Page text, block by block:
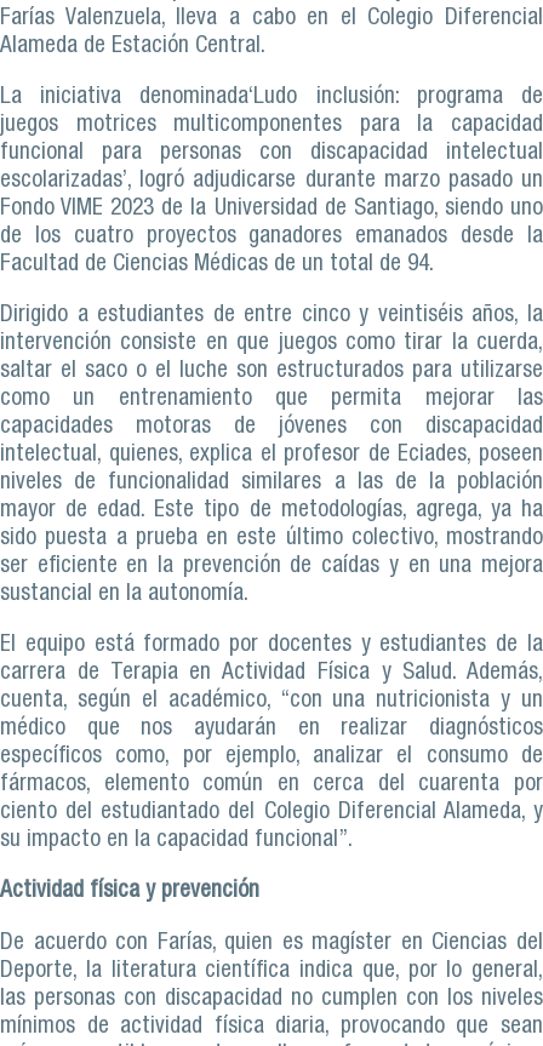
Farías Valenzuela, lleva a cabo en el Colegio Diferencial
Alameda de Estación Central.
La iniciativa denominada‘Ludo inclusión: programa de
juegos motrices multicomponentes para la capacidad
funcional para personas con discapacidad intelectual
escolarizadas’, logró adjudicarse durante marzo pasado un
Fondo VIME 2023 de la Universidad de Santiago, siendo uno
de los cuatro proyectos ganadores emanados desde la
Facultad de Ciencias Médicas de un total de 94.
Dirigido a estudiantes de entre cinco y veintiséis años, la
intervención consiste en que juegos como tirar la cuerda,
saltar el saco o el luche son estructurados para utilizarse
como un entrenamiento que permita mejorar las
capacidades motoras de jóvenes con discapacidad
intelectual, quienes, explica el profesor de Eciades, poseen
niveles de funcionalidad similares a las de la población
mayor de edad. Este tipo de metodologías, agrega, ya ha
sido puesta a prueba en este último colectivo, mostrando
ser eficiente en la prevención de caídas y en una mejora
sustancial en la autonomía.
El equipo está formado por docentes y estudiantes de la
carrera de Terapia en Actividad Física y Salud. Además,
cuenta, según el académico, “con una nutricionista y un
médico que nos ayudarán en realizar diagnósticos
específicos como, por ejemplo, analizar el consumo de
fármacos, elemento común en cerca del cuarenta por
ciento del estudiantado del Colegio Diferencial Alameda, y
su impacto en la capacidad funcional”.
Actividad física y prevención
De acuerdo con Farías, quien es magíster en Ciencias del
Deporte, la literatura científica indica que, por lo general,
las personas con discapacidad no cumplen con los niveles
mínimos de actividad física diaria, provocando que sean